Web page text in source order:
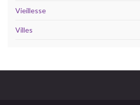
Vieillesse
Villes